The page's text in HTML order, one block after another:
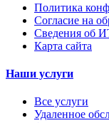
Политика
Согласие на
Сведения об
Карта сайта
Наши услуги
Все услуги
Удаленное